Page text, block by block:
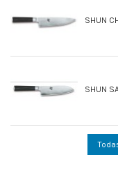
SHUN
SHUN